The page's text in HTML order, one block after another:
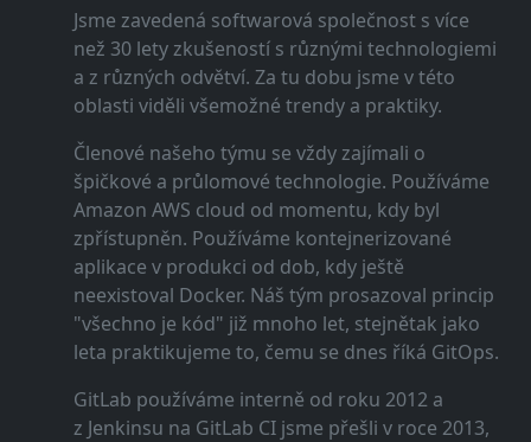
Jsme zavedená softwarová společnost s více
než 30 lety zkušeností s různými technologiemi
a z různých odvětví. Za tu dobu jsme v této
oblasti viděli všemožné trendy a praktiky.
Členové našeho týmu se vždy zajímali o
špičkové a průlomové technologie. Používáme
Amazon AWS cloud od momentu, kdy byl
zpřístupněn. Používáme kontejnerizované
aplikace v produkci od dob, kdy ještě
neexistoval Docker. Náš tým prosazoval princip
"všechno je kód" již mnoho let, stejnětak jako
leta praktikujeme to, čemu se dnes říká GitOps.
GitLab používáme interně od roku 2012 a
z Jenkinsu na GitLab CI jsme přešli v roce 2013,